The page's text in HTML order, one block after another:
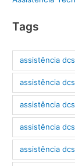
Tags
assistência
assistência
assistência
assistência
assistência